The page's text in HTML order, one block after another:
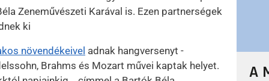
Zeneművészeti Karával is. Ezen partnerségek
ki
növendékeivel adnak hangversenyt -
Brahms és Mozart művei kaptak helyet.
A